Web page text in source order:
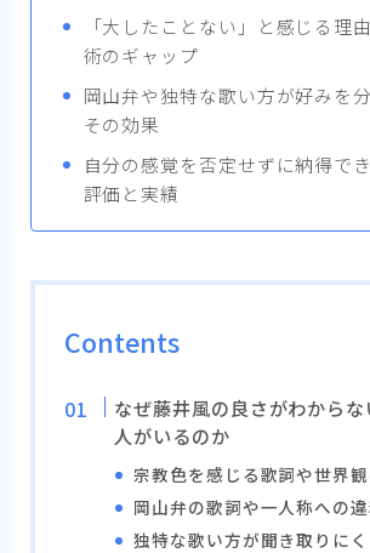
「大したことない」と感じる理
術のギャップ
岡山弁や独特な歌い方が好みを
その効果
自分の感覚を否定せずに納得で
評価と実績
Contents
なぜ藤井風の良さがわから
人がいるのか
宗教色を感じる歌詞や世界
岡山弁の歌詞や一人称への
独特な歌い方が聞き取りに